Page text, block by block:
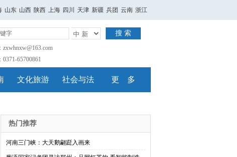
山东 山西 陕西 上海 四川 天津 新疆 兵团 云南 浙江
搜 索
65700861
文化旅游 社会与法 更 多
热门推荐
河南三门峡：大天鹅翩跹入画来